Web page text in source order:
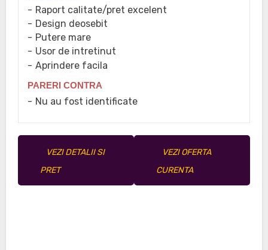
Raport calitate/pret excelent
Design deosebit
Putere mare
Usor de intretinut
Aprindere facila
PARERI CONTRA
Nu au fost identificate
VEZI DETALII SI
PRET
VEZI OFERTA
CURENTA